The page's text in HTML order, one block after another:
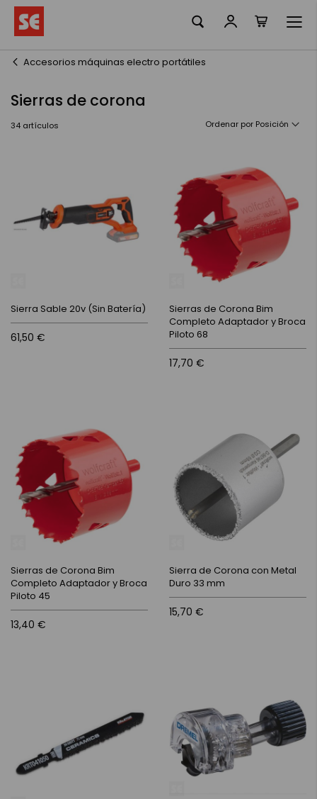
contenido
Accesorios máquinas electro portátiles
Sierras de corona
34 artículos Ordenar por
Sierra Sable 20v (Sin Batería)
61,50 €
Sierras de Corona Bim
Completo Adaptador y Broca
Piloto 68
17,70 €
Sierras de Corona Bim
Completo Adaptador y Broca
Piloto 45
13,40 €
Sierra de Corona con Metal
Duro 33 mm
15,70 €